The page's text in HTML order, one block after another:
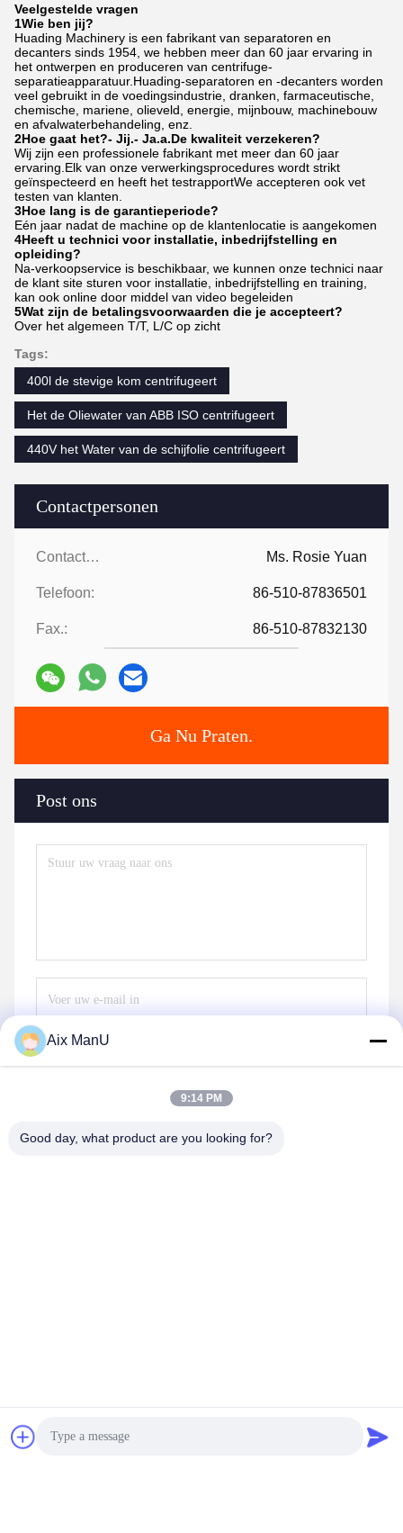
Contactpersonen
Contactpersonen: Ms. Rosie Yuan
Telefoon: 86-510-87836501
Fax.: 86-510-87832130
Ga Nu Praten.
Post ons
Stuur
Veelgestelde vragen
1Wie ben jij?
Huading Machinery is een fabrikant van separatoren en
decanters sinds 1954, we hebben meer dan 60 jaar ervaring in
het ontwerpen en produceren van centrifuge-
separatieapparatuur.Huading-separatoren en -decanters worden
veel gebruikt in de voedingsindustrie, dranken, farmaceutische,
chemische, mariene, olieveld, energie, mijnbouw, machinebouw
en afvalwaterbehandeling, enz.
2Hoe gaat het?- Jij.- Ja.a.De kwaliteit verzekeren?
Wij zijn een professionele fabrikant met meer dan 60 jaar
ervaring.Elk van onze verwerkingsprocedures wordt strikt
geïnspecteerd en heeft het testrapportWe accepteren ook vet
testen van klanten.
3Hoe lang is de garantieperiode?
Eén jaar nadat de machine op de klantenlocatie is aangekomen
4Heeft u technici voor installatie, inbedrijfstelling en
opleiding?
Na-verkoopservice is beschikbaar, we kunnen onze technici naar
de klant site sturen voor installatie, inbedrijfstelling en training,
kan ook online door middel van video begeleiden
5Wat zijn de betalingsvoorwaarden die je accepteert?
Over het algemeen T/T, L/C op zicht
Tags:
400l de stevige kom centrifugeert
Het de Oliewater van ABB ISO centrifugeert
440V het Water van de schijfolie centrifugeert
Machinewasverwijdering
Aix ManU
9:14 PM
Good day, what product are you looking for?